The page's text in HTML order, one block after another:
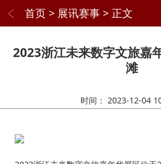
首页 > 展讯赛事 > 正文
2023浙江未来数字文旅嘉
滩
时间： 2023-12-04